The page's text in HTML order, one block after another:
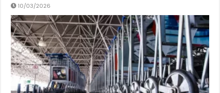
10/03/2026